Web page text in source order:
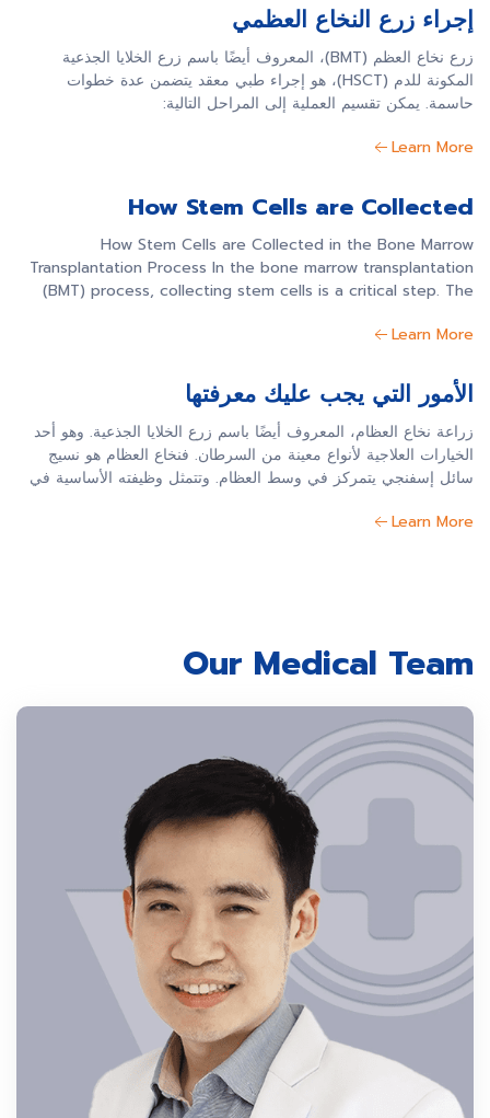
إجراء زرع النخاع العظمي
زرع نخاع العظم (BMT)، المعروف أيضًا باسم زرع الخلايا الجذعية
المكونة للدم (HSCT)، هو إجراء طبي معقد يتضمن عدة خطوات
حاسمة. يمكن تقسيم العملية إلى المراحل التالية:
Learn More
How Stem Cells are Collected
How Stem Cells are Collected in the Bone Marrow
Transplantation Process In the bone marrow transplantation
(BMT) process, collecting stem cells is a critical step. The
varies depending on the type of transplant and the source
Learn More
الأمور التي يجب عليك معرفتها
زراعة نخاع العظام، المعروف أيضًا باسم زرع الخلايا الجذعية. وهو أحد
الخيارات العلاجية لأنواع معينة من السرطان. فنخاع العظام هو نسيج
سائل إسفنجي يتمركز في وسط العظام. وتتمثل وظيفته الأساسية في
Learn More
Our Medical Team